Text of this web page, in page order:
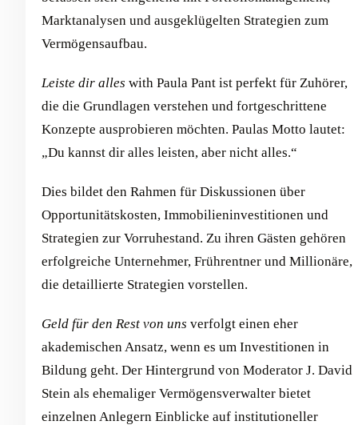
Marktanalysen und ausgeklügelten Strategien zum
Vermögensaufbau.
Leiste dir alles with Paula Pant ist perfekt für Zuhörer,
die die Grundlagen verstehen und fortgeschrittene
Konzepte ausprobieren möchten. Paulas Motto lautet:
„Du kannst dir alles leisten, aber nicht alles.“
Dies bildet den Rahmen für Diskussionen über
Opportunitätskosten, Immobilieninvestitionen und
Strategien zur Vorruhestand. Zu ihren Gästen gehören
erfolgreiche Unternehmer, Frührentner und Millionäre,
die detaillierte Strategien vorstellen.
Geld für den Rest von uns verfolgt einen eher
akademischen Ansatz, wenn es um Investitionen in
Bildung geht. Der Hintergrund von Moderator J. David
Stein als ehemaliger Vermögensverwalter bietet
einzelnen Anlegern Einblicke auf institutioneller